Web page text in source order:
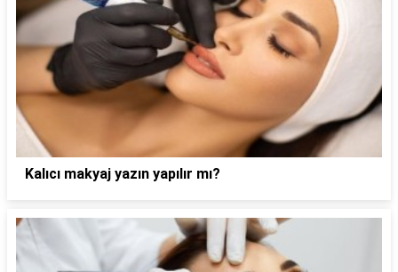
Kalıcı makyaj yazın yapılır mı?